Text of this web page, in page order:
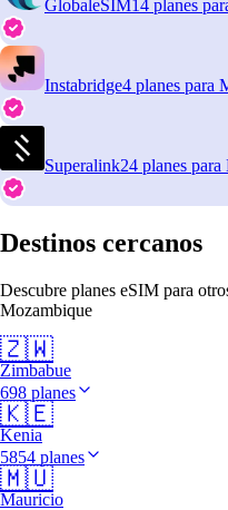
GlobaleSIM14 planes
Instabridge4 planes para
Superalink24 planes
Destinos cercanos
Descubre planes eSIM para
Mozambique
🇿🇼
Zimbabue
698 planes
🇰🇪
Kenia
5854 planes
🇲🇺
Mauricio